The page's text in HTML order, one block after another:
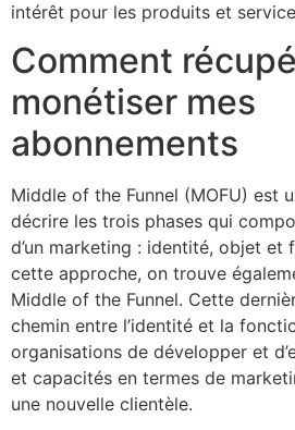
intérêt pour les produits et
Comment
monétiser mes
abonnements
Middle of the Funnel (MOFU) est
décrire les trois phases qui
d’un marketing : identité, objet et
cette approche, on trouve
Middle of the Funnel. Cette
chemin entre l’identité et la
organisations de développer et
et capacités en termes de
une nouvelle clientèle.